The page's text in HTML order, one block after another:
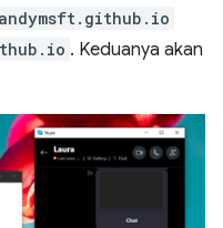
. Keduanya akan